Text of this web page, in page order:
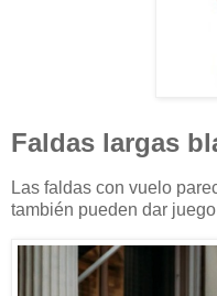
Faldas largas
Las faldas con vuelo
también pueden dar